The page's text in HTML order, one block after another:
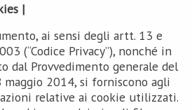
|
ai sensi degli artt. 13 e
(“Codice Privacy”), nonché in
dal Provvedimento generale del
maggio 2014, si forniscono agli
relative ai cookie utilizzati.